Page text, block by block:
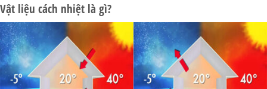
Vật liệu cách nhiệt là gì?